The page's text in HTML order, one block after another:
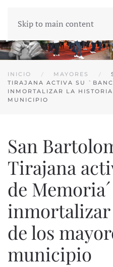
Skip to main content
INICIO MAYORES
TIRAJANA ACTIVA SU
INMORTALIZAR LA
MUNICIPIO
San
Tirajana
de
de los
municipio